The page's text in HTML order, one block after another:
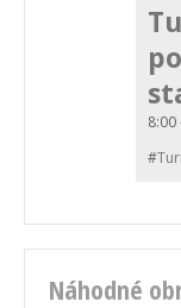
8:00
#
Náhodné